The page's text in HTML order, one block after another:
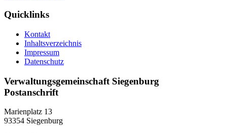
Quicklinks
Kontakt
Inhaltsverzeichnis
Impressum
Datenschutz
Verwaltungsgemeinschaft Siegenburg
Postanschrift
Marienplatz 13
93354 Siegenburg